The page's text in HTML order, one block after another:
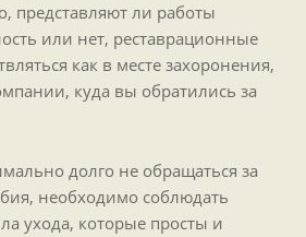
представляют ли работы
или нет, реставрационные
как в месте захоронения,
куда вы обратились за
долго не обращаться за
необходимо соблюдать
ухода, которые просты и